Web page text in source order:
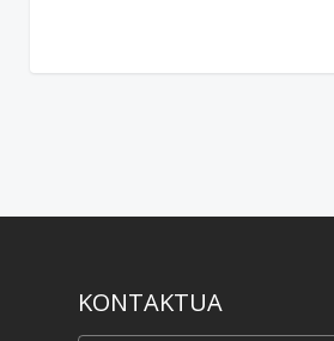
KONTAKTUA